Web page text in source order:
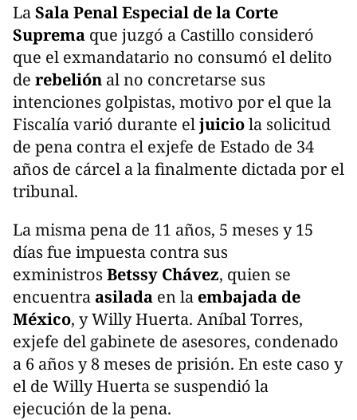
LaSala Penal Especial de la Corte
Suprema que juzgó a Castillo consideró
que el exmandatario no consumó el delito
de rebelión al no concretarse sus
intenciones golpistas, motivo por el que la
Fiscalía varió durante eljuiciola solicitud
de pena contra el exjefe de Estado de 34
años de cárcel a la finalmente dictada por el
tribunal.
La misma pena de 11 años, 5 meses y 15
días fue impuesta contra sus
exministros Betssy Chávez, quien se
encuentra asilada en la embajada de
México, y Willy Huerta. Aníbal Torres,
exjefe del gabinete de asesores, condenado
a 6 años y 8 meses de prisión. En este caso y
el de Willy Huerta se suspendió la
ejecución de la pena.